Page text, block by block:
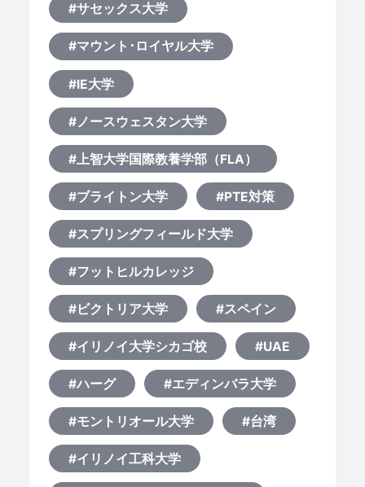
#サセックス大学
#マウント･ロイヤル大学
#IE大学
#ノースウェスタン大学
#上智大学国際教養学部（FLA）
#ブライトン大学 #PTE対策
#スプリングフィールド大学
#フットヒルカレッジ
#ビクトリア大学 #スペイン
#イリノイ大学シカゴ校 #UAE
#ハーグ #エディンバラ大学
#モントリオール大学 #台湾
#イリノイ工科大学